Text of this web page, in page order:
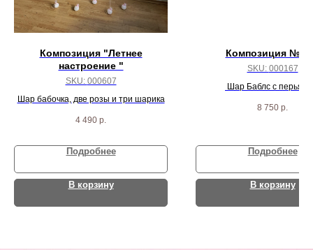
Композиция "Летнее
настроение "
SKU: 000607
Шар бабочка, две розы и три шарика
4 490 р.
Подробнее
В корзину
Композиция №
SKU: 000167
Шар Баблс с
3 звезды и 13 шаров
8 750 р.
Подробнее
В корзину